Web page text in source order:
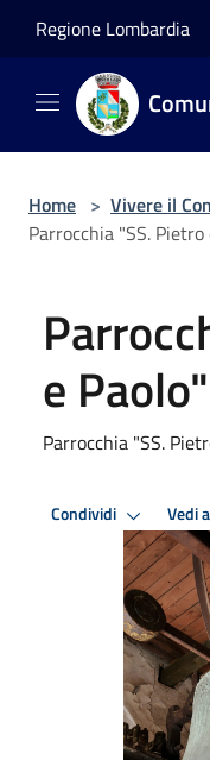
Regione Lombardia
Home > Vivere il
Parrocchia "SS. Pietro
e Paolo"
Parrocchia "SS.
Condividi Vedi